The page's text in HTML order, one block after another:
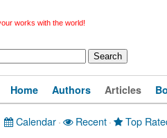
works with the world!
Home Authors Articles
Calendar· Recent· Top